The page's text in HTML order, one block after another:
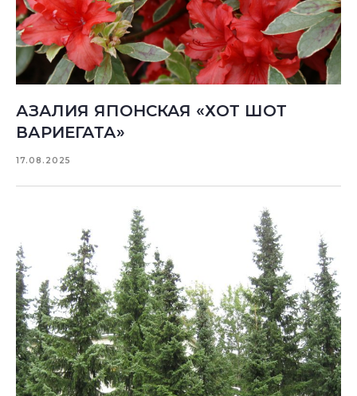
АЗАЛИЯ ЯПОНСКАЯ «ХОТ ШОТ
ВАРИЕГАТА»
17.08.2025